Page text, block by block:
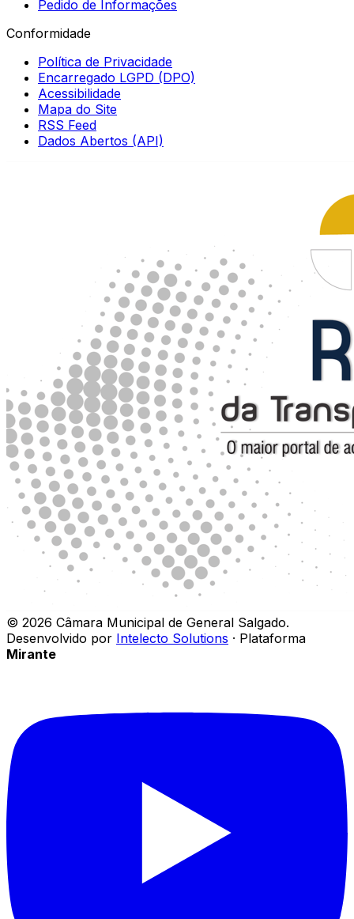
Pedido de Informações
Conformidade
Política de Privacidade
Encarregado LGPD (DPO)
Acessibilidade
Mapa do Site
RSS Feed
Dados Abertos (API)
© 2026 Câmara Municipal de General Salgado.
Desenvolvido por Intelecto Solutions · Plataforma
Mirante